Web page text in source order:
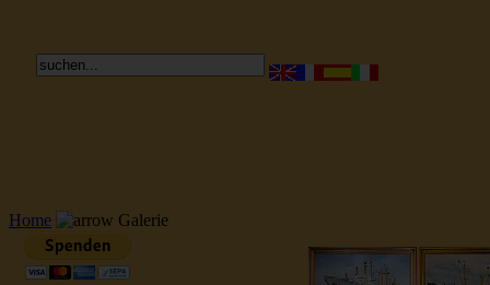
Home Galerie